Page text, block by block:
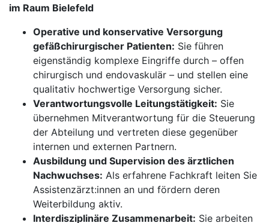
im Raum Bielefeld
Operative und konservative Versorgung
gefäßchirurgischer Patienten: Sie führen
eigenständig komplexe Eingriffe durch – offen
chirurgisch und endovaskulär – und stellen eine
qualitativ hochwertige Versorgung sicher.
Verantwortungsvolle Leitungstätigkeit: Sie
übernehmen Mitverantwortung für die Steuerung
der Abteilung und vertreten diese gegenüber
internen und externen Partnern.
Ausbildung und Supervision des ärztlichen
Nachwuchses: Als erfahrene Fachkraft leiten Sie
Assistenzärzt:innen an und fördern deren
Weiterbildung aktiv.
Interdisziplinäre Zusammenarbeit: Sie arbeiten